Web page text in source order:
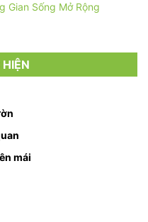
Gian Sống Mở Rộng
mái